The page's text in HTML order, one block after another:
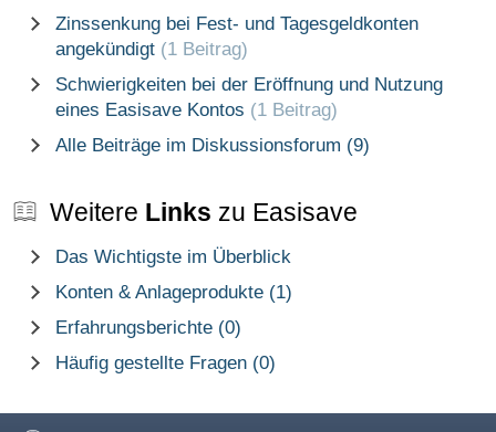
Zinssenkung bei Fest- und Tagesgeldkonten
angekündigt (1 Beitrag)
Schwierigkeiten bei der Eröffnung und Nutzung
eines Easisave Kontos (1 Beitrag)
Alle Beiträge im Diskussionsforum (9)
Weitere Links zu Easisave
Das Wichtigste im Überblick
Konten & Anlageprodukte (1)
Erfahrungsberichte (0)
Häufig gestellte Fragen (0)